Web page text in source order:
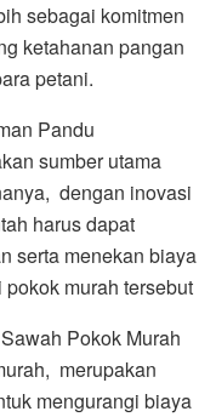
sebagai komitmen
ketahanan pangan
petani.
Pandu
sumber utama
dengan inovasi
harus dapat
serta menekan biaya
murah tersebut
Pokok Murah
merupakan
mengurangi biaya